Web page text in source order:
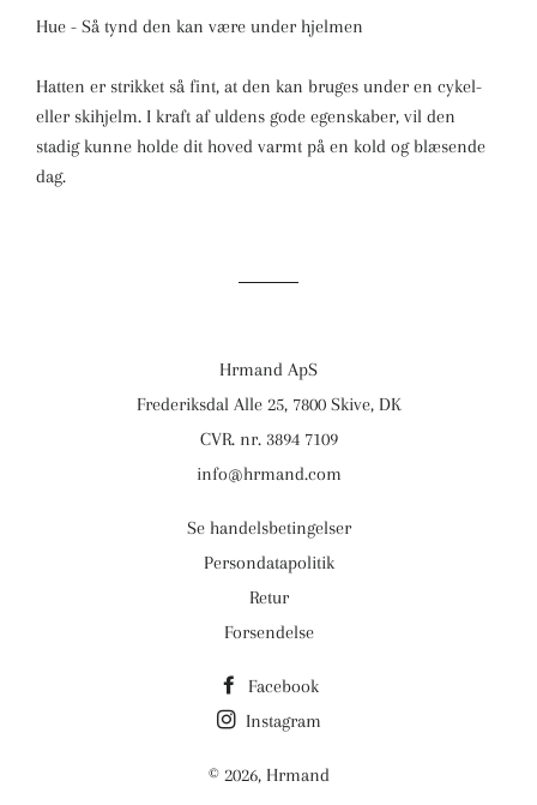
Hue - Så tynd den kan være under hjelmen
Hatten er strikket så fint, at den kan bruges under en cykel-
eller skihjelm. I kraft af uldens gode egenskaber, vil den
stadig kunne holde dit hoved varmt på en kold og blæsende
dag.
Hrmand ApS
Frederiksdal Alle 25, 7800 Skive, DK
CVR. nr. 3894 7109
info@hrmand.com
Se handelsbetingelser
Persondatapolitik
Retur
Forsendelse
Facebook
Instagram
© 2026, Hrmand